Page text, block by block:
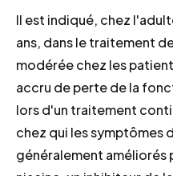
Il est indiqué, chez
ans, dans le traitement
modérée chez les
accru de perte de la
lors d'un traitement
chez qui les symptômes
généralement améliorés